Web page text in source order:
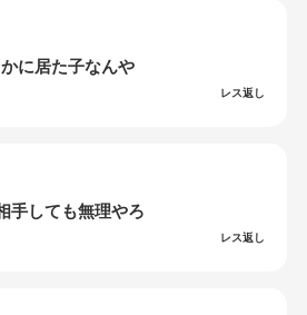
に居た子なんや
レス返し
手しても無理やろ
レス返し